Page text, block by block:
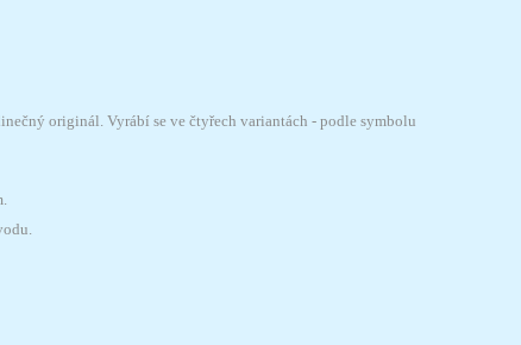
originál. Vyrábí se ve čtyřech variantách - podle symbolu